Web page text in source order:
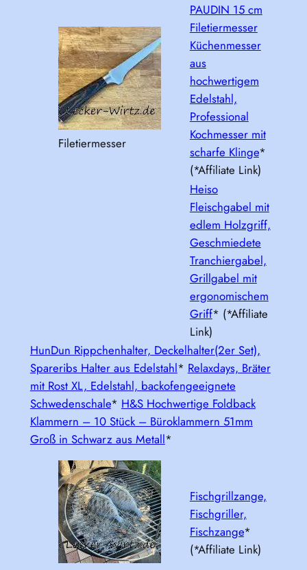
Filetiermesser
PAUDIN 15 cm
Filetiermesser
Küchenmesser
aus
hochwertigem
Edelstahl,
Professional
Kochmesser mit
scharfe Klinge*
(*Affiliate Link)
Heiso
Fleischgabel mit
edlem Holzgriff,
Geschmiedete
Tranchiergabel,
Grillgabel mit
ergonomischem
Griff* (*Affiliate
Link)
HunDun Rippchenhalter, Deckelhalter(2er Set),
Spareribs Halter aus Edelstahl* Relaxdays, Bräter
mit Rost XL, Edelstahl, backofengeeignete
Schwedenschale* H&S Hochwertige Foldback
Klammern – 10 Stück – Büroklammern 51mm
Groß in Schwarz aus Metall*
Fischgrillzange,
Fischgriller,
Fischzange*
(*Affiliate Link)